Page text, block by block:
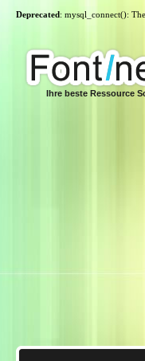
Deprecated: mysql_connect():
Ihre beste Ressource